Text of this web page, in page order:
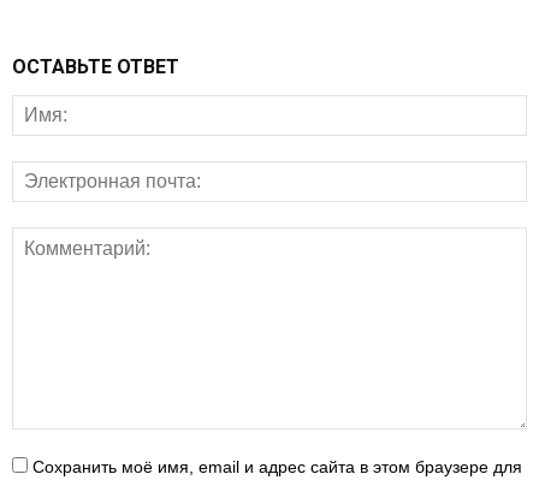
ОСТАВЬТЕ ОТВЕТ
Сохранить моё имя, email и адрес сайта в этом браузере для